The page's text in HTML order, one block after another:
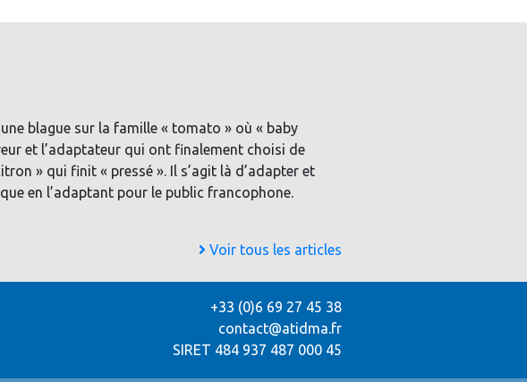
blague sur la famille « tomato » où « baby
et l’adaptateur qui ont finalement choisi de
» qui finit « pressé ». Il s’agit là d’adapter et
en l’adaptant pour le public francophone.
Voir tous les articles
+33 (0)6 69 27 45 38
contact@atidma.fr
SIRET 484 937 487 000 45